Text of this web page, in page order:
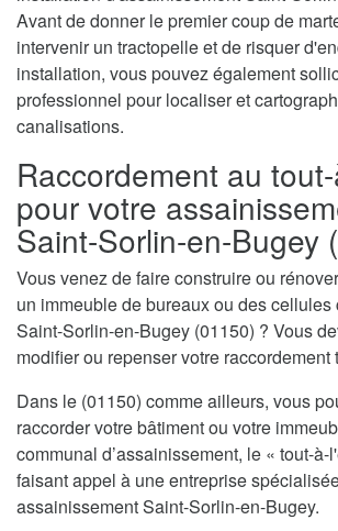
Avant de donner le premier coup de
intervenir un tractopelle et de risquer
installation, vous pouvez également
professionnel pour localiser et
canalisations.
Raccordement au tout-
pour votre
Saint-Sorlin-en-Bugey
Vous venez de faire construire ou
un immeuble de bureaux ou des
Saint-Sorlin-en-Bugey (01150) ? Vous
modifier ou repenser votre raccordement
Dans le (01150) comme ailleurs, vous
raccorder votre bâtiment ou votre
communal d’assainissement, le « tout-à-
faisant appel à une entreprise
assainissement Saint-Sorlin-en-Bugey.